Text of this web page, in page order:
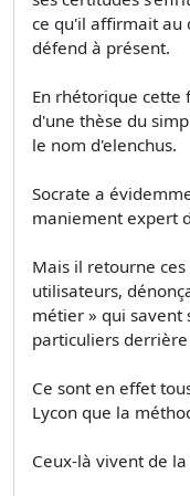
ce qu'il affirmait au
défend à présent.
En rhétorique
d'une thèse du
le nom d'elenchus.
Socrate a
maniement expert
Mais il retourne
utilisateurs,
métier » qui savent
particuliers
Ce sont en effet
Lycon que la
Ceux-là vivent de